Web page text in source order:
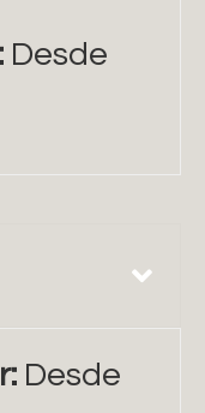
Desde
Desde